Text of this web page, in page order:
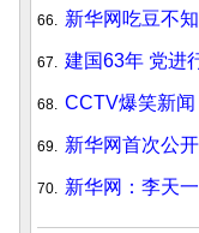
66. 新华网吃豆不
67. 建国63年 党进
68. CCTV爆笑新
69. 新华网首次公
70. 新华网：李天